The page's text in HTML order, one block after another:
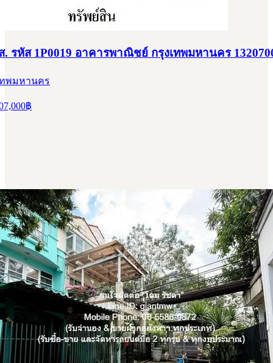
. รหัส 1P0019 อาคารพาณิชย์ กรุงเทพมหานคร
ทพมหานคร
฿